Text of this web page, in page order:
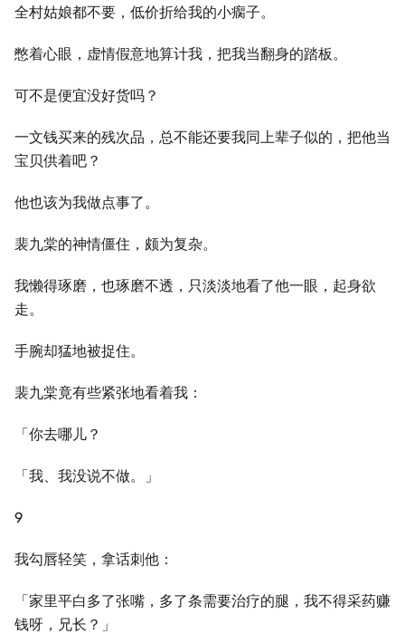
全村姑娘都不要，低价折给我的小瘸子。
憋着心眼，虚情假意地算计我，把我当翻身的踏板。
可不是便宜没好货吗？
一文钱买来的残次品，总不能还要我同上辈子似的，把他当
宝贝供着吧？
他也该为我做点事了。
裴九棠的神情僵住，颇为复杂。
我懒得琢磨，也琢磨不透，只淡淡地看了他一眼，起身欲
走。
手腕却猛地被捉住。
裴九棠竟有些紧张地看着我：
「你去哪儿？
「我、我没说不做。」
9
我勾唇轻笑，拿话刺他：
「家里平白多了张嘴，多了条需要治疗的腿，我不得采药赚
钱呀，兄长？」